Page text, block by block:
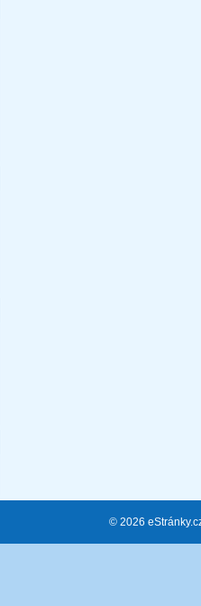
© 2026